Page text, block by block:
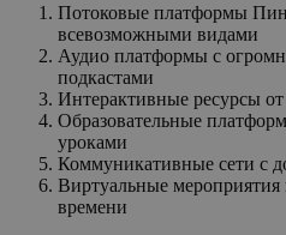
Потоковые платформы
всевозможными видами
Аудио платформы с
подкастами
Интерактивные ресурсы
Образовательные
уроками
Коммуникативные сети с
Виртуальные мероприятия
времени